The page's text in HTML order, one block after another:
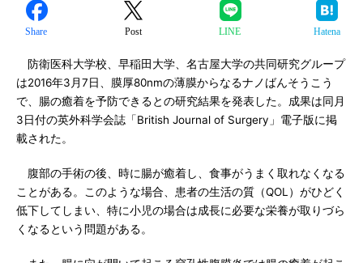
Share Post LINE Hatena
防衛医科大学校、早稲田大学、名古屋大学の共同研究グループ
は2016年3月7日、膜厚80nmの薄膜からなるナノばんそうこう
で、腸の癒着を予防できるとの研究結果を発表した。成果は同月
3日付の英外科学会誌「British Journal of Surgery」電子版に掲
載された。
腹部の手術の後、時に腸が癒着し、食事がうまく取れなくなる
ことがある。このような場合、患者の生活の質（QOL）がひどく
低下してしまい、特に小児の場合は成長に必要な栄養が取りづら
くなるという問題がある。